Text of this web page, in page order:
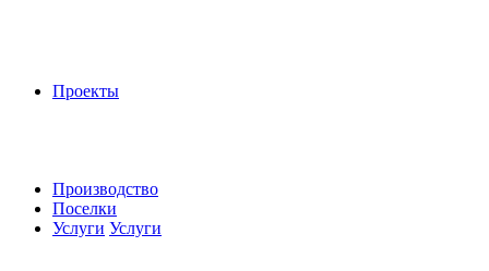
Проекты
Производство
Поселки
Услуги Услуги